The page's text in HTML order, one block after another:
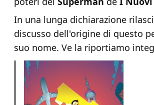
In una lunga dichiarazione
discusso dell'origine di questo
suo nome. Ve la riportiamo